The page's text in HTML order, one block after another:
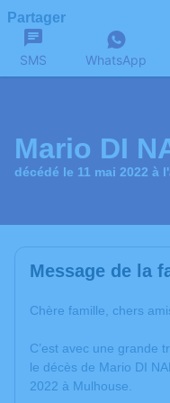
Partager
SMS WhatsApp
Mario DI
décédé le 11 mai 2022 à
Message de la
Chère famille, chers
C’est avec une grande
le décès de Mario DI
2022 à Mulhouse.